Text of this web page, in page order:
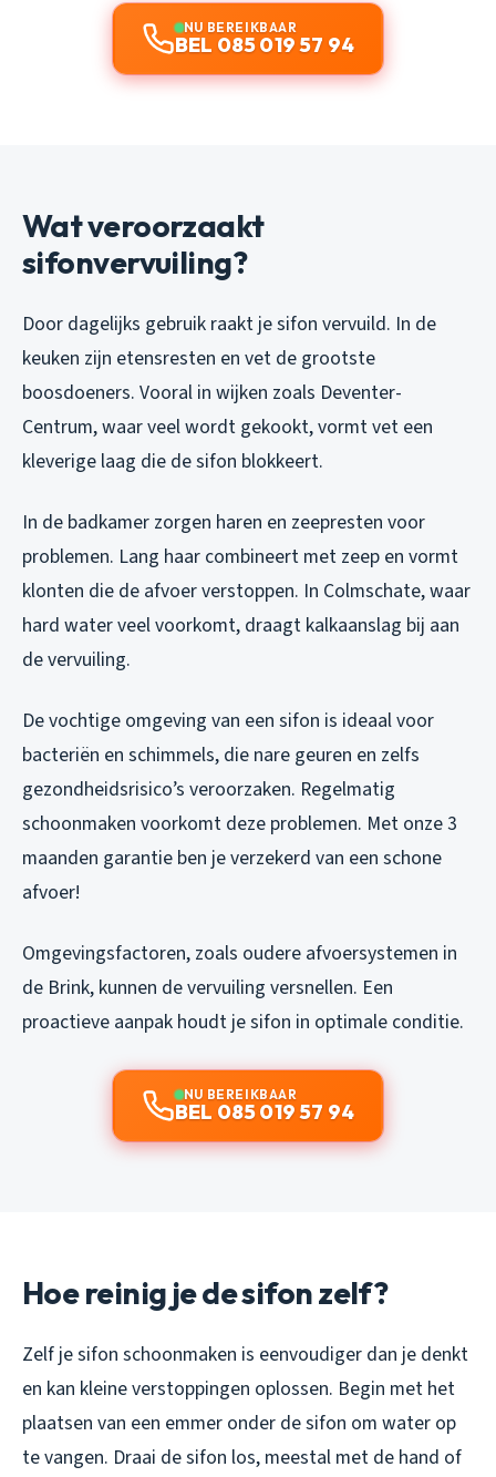
NU BEREIKBAAR
BEL 085 019 57 94
Wat veroorzaakt
sifonvervuiling?
Door dagelijks gebruik raakt je sifon vervuild. In de
keuken zijn etensresten en vet de grootste
boosdoeners. Vooral in wijken zoals Deventer-
Centrum, waar veel wordt gekookt, vormt vet een
kleverige laag die de sifon blokkeert.
In de badkamer zorgen haren en zeepresten voor
problemen. Lang haar combineert met zeep en vormt
klonten die de afvoer verstoppen. In Colmschate, waar
hard water veel voorkomt, draagt kalkaanslag bij aan
de vervuiling.
De vochtige omgeving van een sifon is ideaal voor
bacteriën en schimmels, die nare geuren en zelfs
gezondheidsrisico’s veroorzaken. Regelmatig
schoonmaken voorkomt deze problemen. Met onze 3
maanden garantie ben je verzekerd van een schone
afvoer!
Omgevingsfactoren, zoals oudere afvoersystemen in
de Brink, kunnen de vervuiling versnellen. Een
proactieve aanpak houdt je sifon in optimale conditie.
NU BEREIKBAAR
BEL 085 019 57 94
Hoe reinig je de sifon zelf?
Zelf je sifon schoonmaken is eenvoudiger dan je denkt
en kan kleine verstoppingen oplossen. Begin met het
plaatsen van een emmer onder de sifon om water op
te vangen. Draai de sifon los, meestal met de hand of